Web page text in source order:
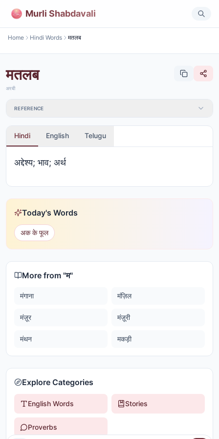
Murli Shabdavali
Home Hindi Words मतलब
मतलब
अरबी
REFERENCE
Hindi English Telugu
अद्देश्य; भाव; अर्थ
Today's Words
अक के फूल
More from "म"
मंगाना मंज़िल
मंज़ूर मंज़ूरी
मंथन मकड़ी
Explore Categories
English Words Stories
Proverbs